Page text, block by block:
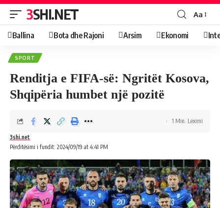
3SHI.NET Aa
Ballina Bota dhe Rajoni Arsim Ekonomi
SPORT
Renditja e FIFA-së: Ngritët Kosova,
Shqipëria humbet një pozitë
Përditësimi i fundit: 2024/09/19 at 4:41 PM
3shi.net
1 Min. Leximi